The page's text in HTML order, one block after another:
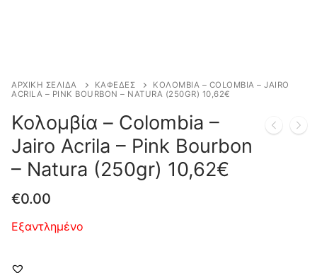
ΑΡΧΙΚΉ ΣΕΛΊΔΑ ΚΑΦΕΔΕΣ
ΚΟΛΟΜΒΊΑ – COLOMBIA – JAIRO
ACRILA – PINK BOURBON – NATURA (250GR) 10,62€
Κολομβία – Colombia –
Jairo Acrila – Pink Bourbon
– Natura (250gr) 10,62€
€0.00
Εξαντλημένο